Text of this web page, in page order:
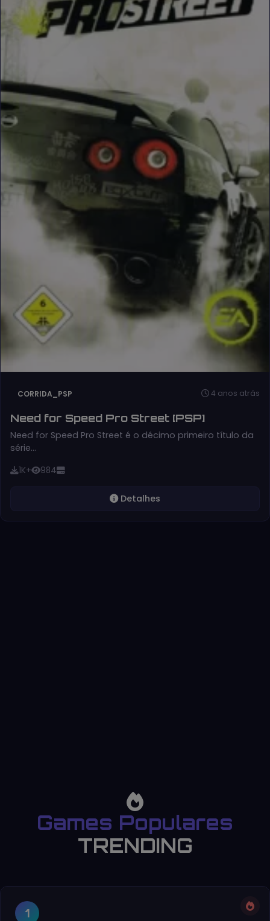
CORRIDA_PSP 4 anos atrás
Need for Speed Pro Street [PSP]
Need for Speed Pro Street é o décimo primeiro título da
série…
1K+ 984
Detalhes
Games Populares
TRENDING
1